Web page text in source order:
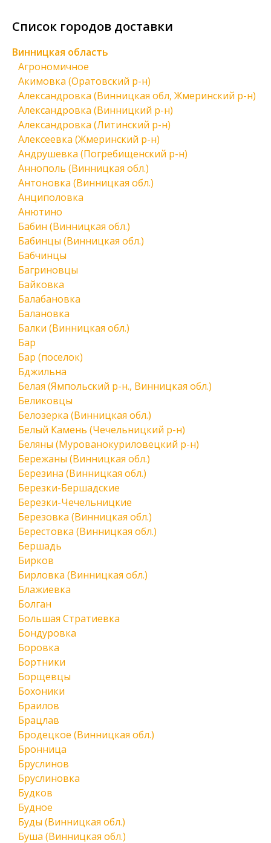
Список городов доставки
Винницкая область
Агрономичное
Акимовка (Оратовский р-н)
Александровка (Винницкая обл, Жмеринский р-н)
Александровка (Винницкий р-н)
Александровка (Литинский р-н)
Алексеевка (Жмеринский р-н)
Андрушевка (Погребищенский р-н)
Аннополь (Винницкая обл.)
Антоновка (Винницкая обл.)
Анциполовка
Анютино
Бабин (Винницкая обл.)
Бабинцы (Винницкая обл.)
Бабчинцы
Багриновцы
Байковка
Балабановка
Балановка
Балки (Винницкая обл.)
Бар
Бар (поселок)
Бджильна
Белая (Ямпольский р-н., Винницкая обл.)
Беликовцы
Белозерка (Винницкая обл.)
Белый Камень (Чечельницкий р-н)
Беляны (Мурованокуриловецкий р-н)
Бережаны (Винницкая обл.)
Березина (Винницкая обл.)
Березки-Бершадские
Березки-Чечельницкие
Березовка (Винницкая обл.)
Берестовка (Винницкая обл.)
Бершадь
Бирков
Бирловка (Винницкая обл.)
Блажиевка
Болган
Большая Стратиевка
Бондуровка
Боровка
Бортники
Борщевцы
Бохоники
Браилов
Брацлав
Бродецкое (Винницкая обл.)
Бронница
Бруслинов
Бруслиновка
Будков
Будное
Буды (Винницкая обл.)
Буша (Винницкая обл.)